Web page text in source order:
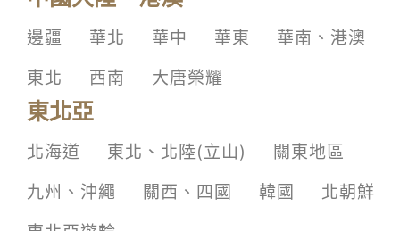
邊疆 華北 華中 華東
華南、港澳
東北
西南 大唐榮耀
東北亞
北海道 東北、北陸(立山)
關東地區
九州、沖繩
關西、四國 韓國
北朝鮮